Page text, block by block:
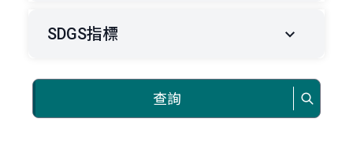
SDGS指標
查詢